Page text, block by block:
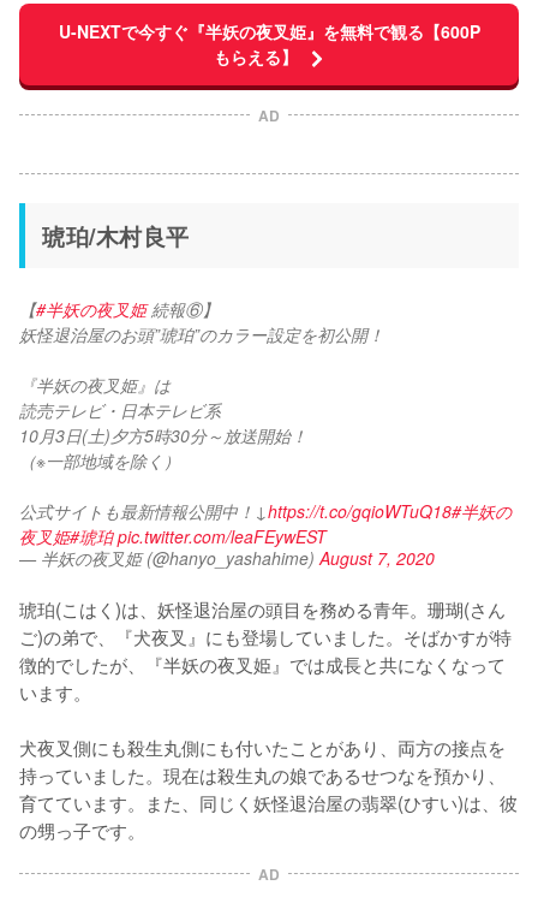
U-NEXTで今すぐ『半妖の夜叉姫』を無料で観る【600P
もらえる】
AD
琥珀/木村良平
【#半妖の夜叉姫 続報⑥】
妖怪退治屋のお頭”琥珀”のカラー設定を初公開！
『半妖の夜叉姫』は
読売テレビ・日本テレビ系
10月3日(土)夕方5時30分～放送開始！
（※一部地域を除く）
公式サイトも最新情報公開中！↓https://t.co/gqioWTuQ18#半妖の
夜叉姫#琥珀 pic.twitter.com/leaFEywEST
— 半妖の夜叉姫 (@hanyo_yashahime)August 7, 2020
琥珀(こはく)は、妖怪退治屋の頭目を務める青年。珊瑚(さん
ご)の弟で、『犬夜叉』にも登場していました。そばかすが特
徴的でしたが、『半妖の夜叉姫』では成長と共になくなって
います。
犬夜叉側にも殺生丸側にも付いたことがあり、両方の接点を
持っていました。現在は殺生丸の娘であるせつなを預かり、
育てています。また、同じく妖怪退治屋の翡翠(ひすい)は、彼
の甥っ子です。
AD